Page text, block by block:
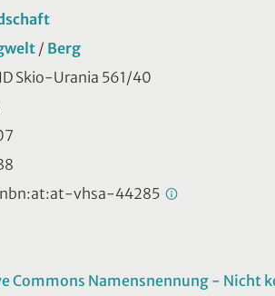
/ Berg
Skio-Urania 561/40
vhsa-44285
Commons Namensnennung - Nicht